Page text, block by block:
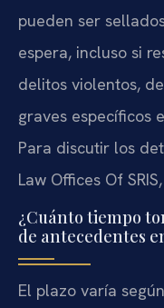
pueden ser
espera, incluso si
delitos violentos,
graves específicos
Para discutir los
Law Offices Of
¿Cuánto tiempo
de antecedentes
El plazo varía